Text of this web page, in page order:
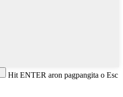
Hit ENTER aron pagpangita o Esc